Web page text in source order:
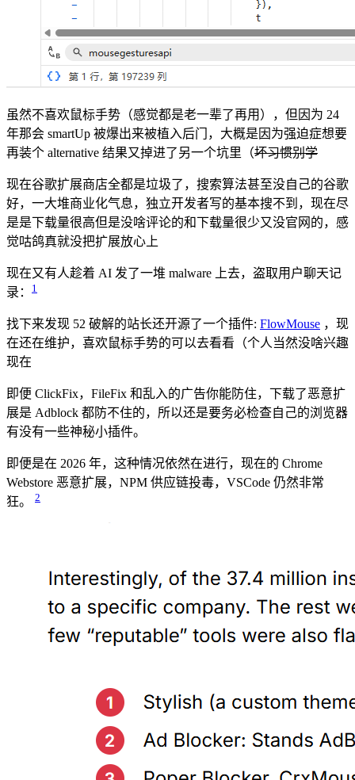
虽然不喜欢鼠标手势（感觉都是老一辈了再用），但因为 24
年那会 smartUp 被爆出来被植入后门，大概是因为强迫症想要
再装个 alternative 结果又掉进了另一个坑里（坏习惯别学
现在谷歌扩展商店全都是垃圾了，搜索算法甚至没自己的谷歌
好，一大堆商业化气息，独立开发者写的基本搜不到，现在尽
是是下载量很高但是没啥评论的和下载量很少又没官网的，感
觉咕鸽真就没把扩展放心上
现在又有人趁着 AI 发了一堆 malware 上去，盗取用户聊天记
录：
1
找下来发现 52 破解的站长还开源了一个插件: FlowMouse ，现
在还在维护，喜欢鼠标手势的可以去看看（个人当然没啥兴趣
现在
即便 ClickFix，FileFix 和乱入的广告你能防住，下载了恶意扩
展是 Adblock 都防不住的，所以还是要务必检查自己的浏览器
有没有一些神秘小插件。
即便是在 2026 年，这种情况依然在进行，现在的 Chrome
Webstore 恶意扩展，NPM 供应链投毒，VSCode 仍然非常
狂。 2